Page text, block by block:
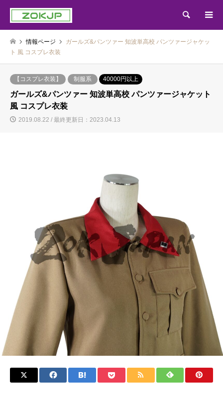
検索
情報ページ
ガールズ&パンツァー 知波単高校 パンツァージャケッ
ト 風 コスプレ衣装
【コスプレ衣装】 制服系 40000円以上
ガールズ&パンツァー 知波単高校 パンツァージャケット
風 コスプレ衣装
2019.08.22 / 最終更新日：2023.04.13